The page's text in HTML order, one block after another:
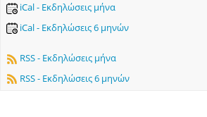
iCal - Εκδηλώσεις μήνα
iCal - Εκδηλώσεις 6 μηνών
RSS - Εκδηλώσεις μήνα
RSS - Εκδηλώσεις 6 μηνών